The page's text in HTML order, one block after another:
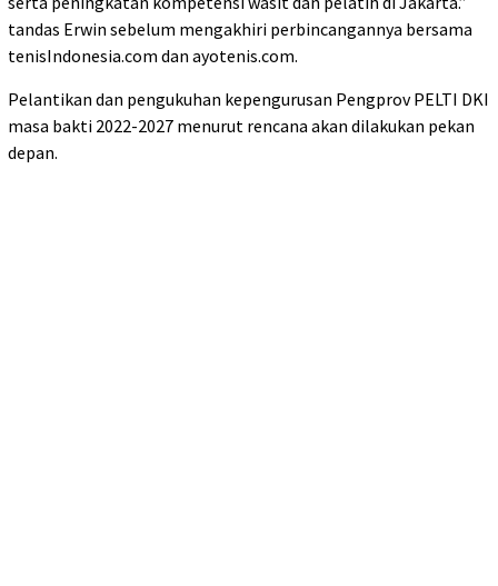
tandas Erwin sebelum mengakhiri perbincangannya bersama
tenisIndonesia.com dan ayotenis.com.
Pelantikan dan pengukuhan kepengurusan Pengprov PELTI DKI
masa bakti 2022-2027 menurut rencana akan dilakukan pekan
depan.